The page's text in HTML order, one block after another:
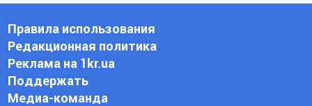
Правила использования
Редакционная политика
Реклама на 1kr.ua
Поддержать
Медиа-команда